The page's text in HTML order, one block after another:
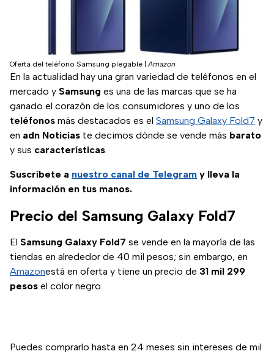
Oferta del teléfono Samsung plegable |Amazon
En la actualidad hay una gran variedad de teléfonos en el
mercado y Samsung es una de las marcas que se ha
ganado el corazón de los consumidores y uno de los
teléfonos más destacados es el Samsung Galaxy Fold7 y
en adn Noticias te decimos dónde se vende más barato
y sus características.
Suscríbete a nuestro canal de Telegram y lleva la
información en tus manos.
Precio del Samsung Galaxy Fold7
El Samsung Galaxy Fold7 se vende en la mayoría de las
tiendas en alrededor de 40 mil pesos; sin embargo, en
Amazonestá en oferta y tiene un precio de 31 mil 299
pesos el color negro.
Puedes comprarlo hasta en 24 meses sin intereses de mil